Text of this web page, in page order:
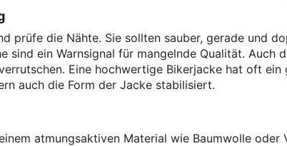
prüfe die Nähte. Sie sollten sauber, gerade und
sind ein Warnsignal für mangelnde Qualität. Auch
Eine hochwertige Bikerjacke hat oft ein
auch die Form der Jacke stabilisiert.
atmungsaktiven Material wie Baumwolle oder